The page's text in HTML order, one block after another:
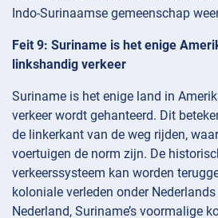
Indo-Surinaamse gemeenschap
Feit 9: Suriname is het enige
linkshandig verkeer
Suriname is het enige land in
verkeer wordt gehanteerd. Dit
de linkerkant van de weg rijden,
voertuigen de norm zijn. De
verkeerssysteem kan worden
koloniale verleden onder Nederlands
Nederland, Suriname’s voormalige